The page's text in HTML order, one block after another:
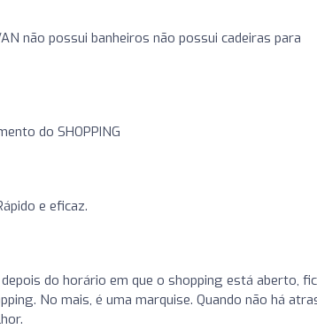
não possui banheiros não possui cadeiras para
do SHOPPING
e eficaz.
do horário em que o shopping está aberto,
No mais, é uma marquise. Quando não há